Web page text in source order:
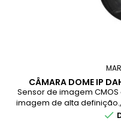
CÂMARA DOME IP
Sensor de imagem CMOS
imagem de alta definição.,
20 fps e suporta 2560 ×
